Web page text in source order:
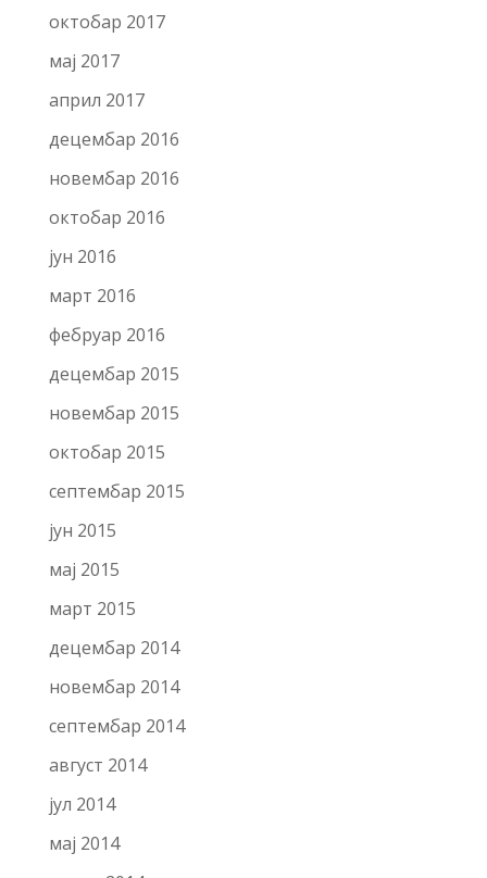
октобар 2017
мај 2017
април 2017
децембар 2016
новембар 2016
октобар 2016
јун 2016
март 2016
фебруар 2016
децембар 2015
новембар 2015
октобар 2015
септембар 2015
јун 2015
мај 2015
март 2015
децембар 2014
новембар 2014
септембар 2014
август 2014
јул 2014
мај 2014